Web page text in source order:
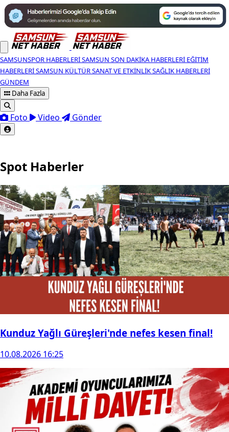
SAMSUNSPOR HABERLERISAMSUN SON DAKIKA HABERLERI EĞITIM
HABERLERISAMSUN KÜLTÜR SANAT VE ETKINLIKSAĞLIK HABERLERI
GÜNDEM
Daha Fazla
Foto Video Gönder
Spot Haberler
Kunduz Yağlı Güreşleri'nde nefes kesen final!
10.08.2026 16:25